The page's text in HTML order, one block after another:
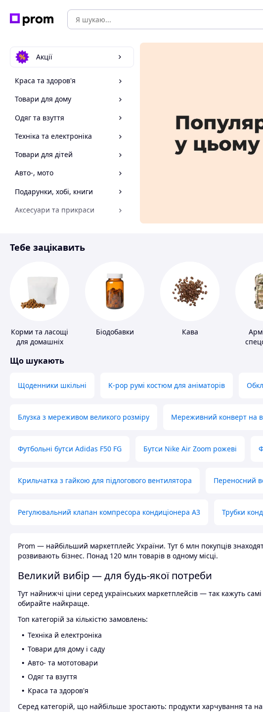
Акції
Краса та здоров'я
Товари для дому
Одяг та взуття
Техніка та електроніка
Товари для дітей
Авто-, мото
Подарунки, хобі, книги
Аксесуари та прикраси
Спорт і відпочинок
Тебе зацікавить
Корми та ласощі
для домашніх
Біодобавки Кава
Що шукають
Щоденники шкільні K-pop румі костюм для аніматорів
Блузка з мереживом великого розміру Мереживний конверт на
Футбольні бутси Adidas F50 FG Бутси Nike Air Zoom рожеві
Крильчатка з гайкою для підлогового вентилятора Переносний
Регулювальний клапан компресора кондиціонера А3 Трубки
Prom — найбільший маркетплейс України. Тут 6 млн покупців
розвивають бізнес. Понад 120 млн товарів в одному місці.
Великий вибір — для будь-якої потреби
Тут найнижчі ціни серед українських маркетплейсів — так кажуть
обирайте найкраще.
Топ категорій за кількістю замовлень:
Техніка й електроніка
Товари для дому і саду
Авто- та мототовари
Одяг та взуття
Краса та здоров'я
Серед категорій, що найбільше зростають: продукти харчування та